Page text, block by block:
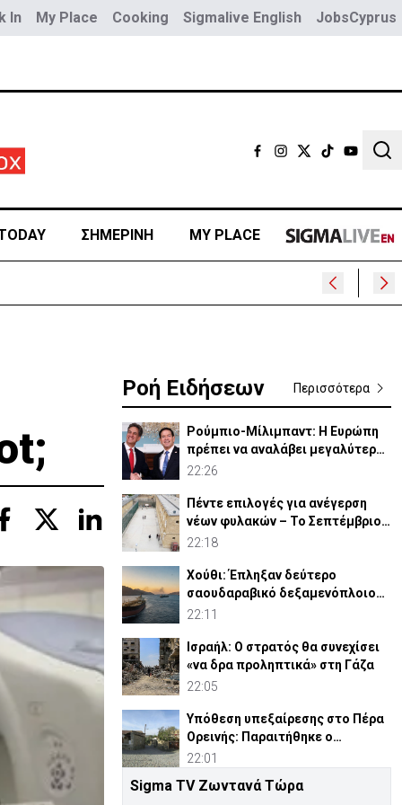
In My Place Cooking Sigmalive English JobsCyprus
ΣΗΜΕΡΙΝΗ MY PLACE
Ροή Ειδήσεων Περισσότερα
Ρούμπιο-Μίλιμπαντ: Η Ευρώπη
πρέπει να αναλάβει μεγαλύτερο
ρόλο στην άμυνά της
22:26
Πέντε επιλογές για ανέγερση
νέων φυλακών – Το Σεπτέμβριο
το «Master Plan»
22:18
Χούθι: Έπληξαν δεύτερο
σαουδαραβικό δεξαμενόπλοιο
στον Κόλπο του Άντεν
22:11
Ισραήλ: Ο στρατός θα συνεχίσει
«να δρα προληπτικά» στη Γάζα
22:05
Υπόθεση υπεξαίρεσης στο Πέρα
Ορεινής: Παραιτήθηκε ο
κοινοτάρχης (ΒΙΝΤΕΟ)
22:01
Πλατάνια: «Λουκέτο» στο
Sigma TV Ζωντανά Τώρα